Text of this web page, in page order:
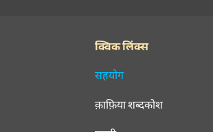
क्विक लिंक्स
सहयोग
क़ाफ़िया शब्दकोश